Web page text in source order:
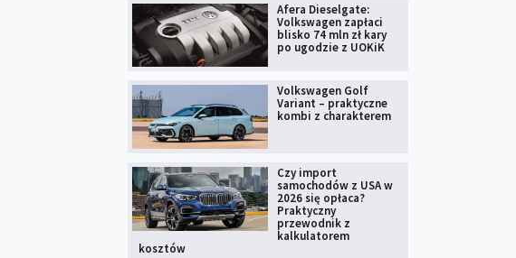
Afera Dieselgate:
Volkswagen zapłaci
blisko 74 mln zł kary
po ugodzie z UOKiK
Volkswagen Golf
Variant – praktyczne
kombi z charakterem
Czy import
samochodów z USA w
2026 się opłaca?
Praktyczny
przewodnik z
kalkulatorem
kosztów